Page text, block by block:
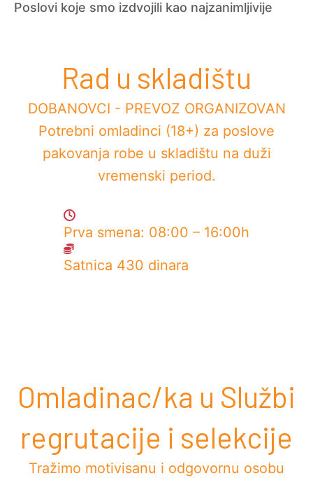
Poslovi koje smo izdvojili kao najzanimljivije
Rad u skladištu
DOBANOVCI - PREVOZ ORGANIZOVAN
Potrebni omladinci (18+) za poslove
pakovanja robe u skladištu na duži
vremenski period.
Prva smena: 08:00 – 16:00h
Satnica 430 dinara
Omladinac/ka u Službi
regrutacije i selekcije
Tražimo motivisanu i odgovornu osobu